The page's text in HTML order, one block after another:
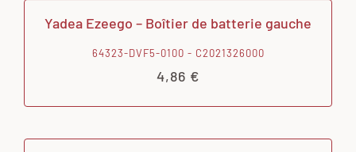
Yadea Ezeego – Boîtier de batterie gauche
64323-DVF5-0100 - C2021326000
4,86 €